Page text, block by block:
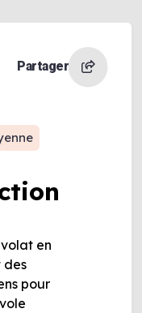
Partager
en
des
pour